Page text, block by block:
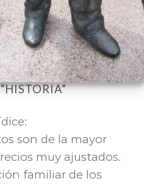
HISTORIA”
dice:
son de la mayor
muy ajustados.
familiar de los